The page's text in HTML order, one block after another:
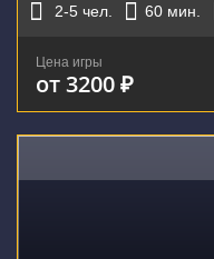
2-5 чел. 60 мин.
Цена игры
от 3200 ₽